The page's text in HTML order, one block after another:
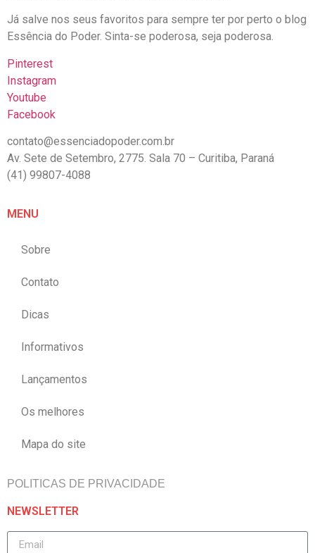
Já salve nos seus favoritos para sempre ter por perto o blog
Essência do Poder. Sinta-se poderosa, seja poderosa.
Pinterest
Instagram
Youtube
Facebook
contato@essenciadopoder.com.br
Av. Sete de Setembro, 2775. Sala 70 – Curitiba, Paraná
(41) 99807-4088
MENU
Sobre
Contato
Dicas
Informativos
Lançamentos
Os melhores
Mapa do site
POLITICAS DE PRIVACIDADE
NEWSLETTER